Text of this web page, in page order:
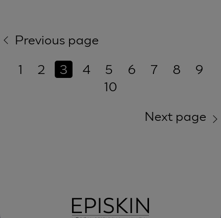
Previous page
1
2 3 4 5 6 7 8
9
10
Next page